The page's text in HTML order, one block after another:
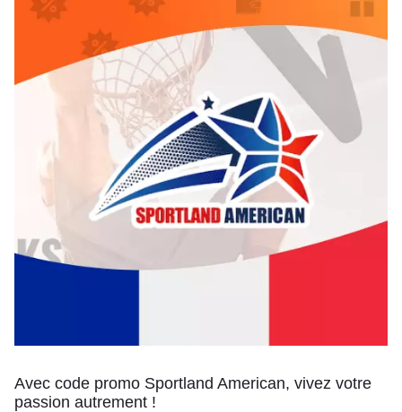
Avec code promo Sportland American, vivez votre
passion autrement !